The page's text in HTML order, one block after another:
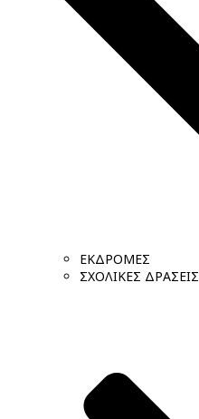
ΕΚΔΡΟΜΕΣ
ΣΧΟΛΙΚΕΣ ΔΡΑΣΕΙΣ